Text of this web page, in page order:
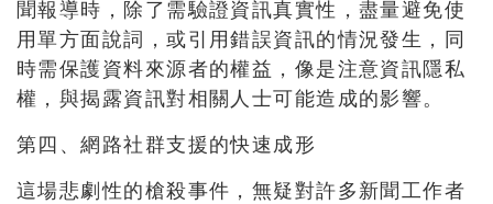
聞報導時，除了需驗證資訊真實性，盡量避免使
用單方面說詞，或引用錯誤資訊的情況發生，同
時需保護資料來源者的權益，像是注意資訊隱私
權，與揭露資訊對相關人士可能造成的影響。
第四、網路社群支援的快速成形
這場悲劇性的槍殺事件，無疑對許多新聞工作者